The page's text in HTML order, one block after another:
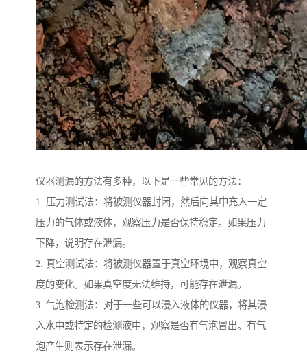
仪器测漏的方法有多种，以下是一些常见的方法：
1. 压力测试法：将被测仪器封闭，然后向其中充入一定
压力的气体或液体，观察压力是否保持稳定。如果压力
下降，说明存在泄漏。
2. 真空测试法：将被测仪器置于真空环境中，观察真空
度的变化。如果真空度无法维持，可能存在泄漏。
3. 气泡检测法：对于一些可以浸入液体的仪器，将其浸
入水中或特定的检测液中，观察是否有气泡冒出。有气
泡产生则表示存在泄漏。